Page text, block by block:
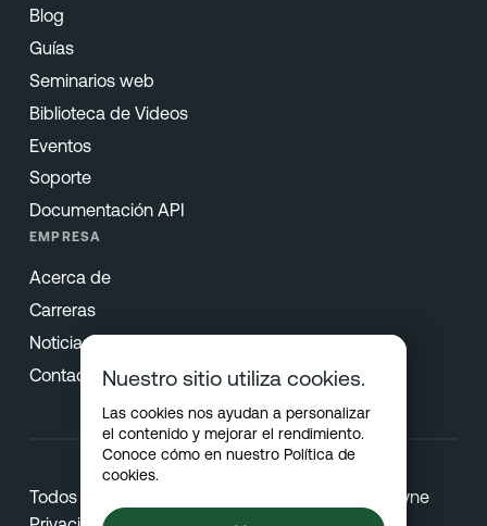
Blog
Guías
Seminarios web
Biblioteca de Videos
Eventos
Soporte
Documentación API
EMPRESA
Acerca de
Carreras
Noticias & Prensa
Contacto
Todos los Derechos Reservados © 2026 Netradyne
Nuestro sitio utiliza cookies.
Las cookies nos ayudan a personalizar
el contenido y mejorar el rendimiento.
Conoce cómo en nuestro Política de
cookies.